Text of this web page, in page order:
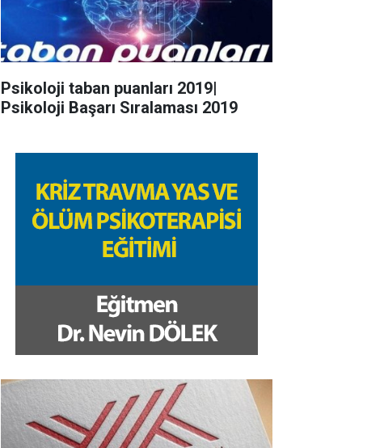
Psikoloji taban puanları 2019|
Psikoloji Başarı Sıralaması 2019